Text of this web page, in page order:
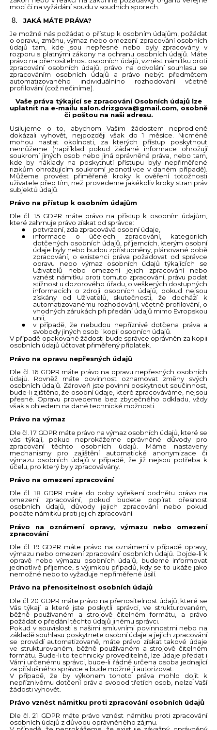
moci či na vyžádání soudu v soudních sporech.
JAKÁ MÁTE PRÁVA?
Je možné nás požádat o přístup k osobním údajům, požádat
o opravu, změnu, výmaz nebo omezení zpracování osobních
údajů tam, kde jsou nepřesné nebo byly zpracovány v
rozporu s platnými zákony na ochranu osobních údajů. Máte
právo na přenositelnost osobních údajů, vznést námitku proti
zpracování osobních údajů, právo na odvolání souhlasu se
zpracováním osobních údajů a právo nebýt předmětem
automatizovaného individuálního rozhodování včetně
profilování (což nečiníme).
Vaše práva týkající se zpracování Osobních údajů lze
uplatnit na e-mailu salon.drizgova@gmail.com, osobně
či poštou na naši adresu.
Usilujeme o to, abychom Vašim žádostem neprodleně
dokázali vyhovět, nejpozději však do 1 měsíce. Nicméně
mohou nastat okolnosti, za kterých přístup poskytnout
nemůžeme (například pokud žádané informace ohrožují
soukromí jiných osob nebo jiná oprávněná práva, nebo tam,
kde by náklady na poskytnutí přístupu byly nepřiměřené
rizikům ohrožujícím soukromí jednotlivce v daném případě).
Můžeme provést přiměřené kroky k ověření totožnosti
uživatele před tím, než provedeme jakékoliv kroky stran práv
subjektů údajů.
Právo na přístup k osobním údajům
Dle čl. 15 GDPR máte právo na přístup k osobním údajům,
které zahrnuje právo získat od správce:
potvrzení, zda zpracovává osobní údaje,
informace o účelech zpracování, kategoriích
dotčených osobních údajů, příjemcích, kterým osobní
údaje byly nebo budou zpřístupněny, plánované době
zpracování, o existenci práva požadovat od správce
opravu nebo výmaz osobních údajů týkajících se
Uživatelů nebo omezení jejich zpracování nebo
vznést námitku proti tomuto zpracování, právu podat
stížnost u dozorového úřadu, o veškerých dostupných
informacích o zdroji osobních údajů, pokud nejsou
získány od Uživatelů, skutečnosti, že dochází k
automatizovanému rozhodování, včetně profilování, o
vhodných zárukách při předání údajů mimo Evropskou
unii,
v případě, že nebudou nepříznivě dotčena práva a
svobody jiných osob i kopii osobních údajů.
V případě opakované žádosti bude správce oprávněn za kopii
osobních údajů účtovat přiměřený příplatek.
Právo na opravu nepřesných údajů
Dle čl. 16 GDPR máte právo na opravu nepřesných osobních
údajů. Rovněž máte povinnost oznamovat změny svých
osobních údajů. Zároveň jste povinni poskytnout součinnost,
bude-li zjištěno, že osobní údaje, které zpracováváme, nejsou
přesné. Opravu provedeme bez zbytečného odkladu, vždy
však s ohledem na dané technické možnosti.
Právo na výmaz
Dle čl. 17 GDPR máte právo na výmaz osobních údajů, které se
vás týkají, pokud neprokážeme oprávněné důvody pro
zpracování těchto osobních údajů. Máme nastaveny
mechanismy pro zajištění automatické anonymizace či
výmazu osobních údajů v případě, že již nejsou potřeba k
účelu, pro který byly zpracovávány.
Právo na omezení zpracování
Dle čl. 18 GDPR máte do doby vyřešení podnětu právo na
omezení zpracování, pokud budete popírat přesnost
osobních údajů, důvody jejich zpracování nebo pokud
podáte námitku proti jejich zpracování.
Právo na oznámení opravy, výmazu nebo omezení
zpracování
Dle čl. 19 GDPR máte právo na oznámení v případě opravy,
výmazu nebo omezení zpracování osobních údajů. Dojde-li k
opravě nebo výmazu osobních údajů, budeme informovat
jednotlivé příjemce, s výjimkou případů, kdy se to ukáže jako
nemožné nebo to vyžaduje nepřiměřené úsilí.
Právo na přenositelnost osobních údajů
Dle čl. 20 GDPR máte právo na přenositelnost údajů, které se
Vás týkají a které jste poskytli správci, ve strukturovaném,
běžně používaném a strojově čitelném formátu, a právo
požádat o předání těchto údajů jinému správci.
Pokud v souvislosti s našimi smluvními povinnostmi nebo na
základě souhlasu poskytnete osobní údaje a jejich zpracování
se provádí automatizovaně, máte právo získat takové údaje
ve strukturovaném, běžně používaném a strojově čitelném
formátu. Bude-li to technicky proveditelné, lze údaje předat i
Vámi určenému správci, bude-li řádně určena osoba jednající
za příslušného správce a bude možné ji autorizovat.
V případě, že by výkonem tohoto práva mohlo dojít k
nepříznivému dotčení práv a svobod třetích osob, nelze Vaší
žádosti vyhovět.
Právo vznést námitku proti zpracování osobních údajů
Dle čl. 21 GDPR máte právo vznést námitku proti zpracování
osobních údajů z důvodu oprávněného zájmu.